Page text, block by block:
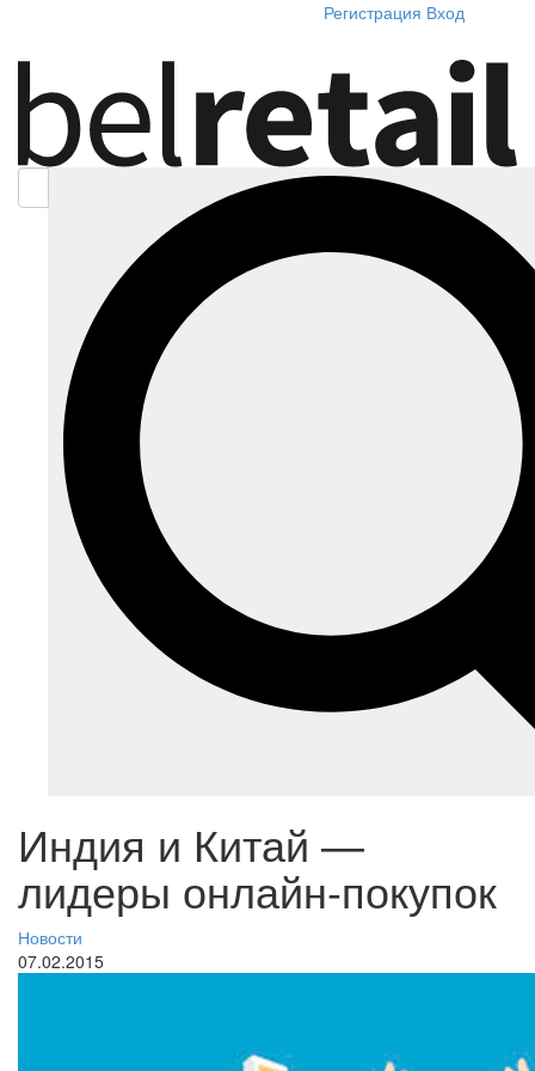
Регистрация Вход
Индия и Китай —
лидеры онлайн-покупок
Новости
07.02.2015